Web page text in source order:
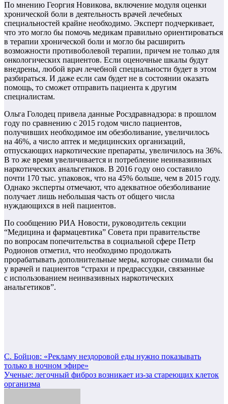
По мнению Георгия Новикова, включение модуля оценки
хронической боли в деятельность врачей лечебных
специальностей крайне необходимо. Эксперт подчеркивает,
что это могло бы помочь медикам правильно ориентироваться
в терапии хронической боли и могло бы расширить
возможности противоболевой терапии, причем не только для
онкологических пациентов. Если оценочные шкалы будут
внедрены, любой врач лечебной специальности будет в этом
разбираться. И даже если сам будет не в состоянии оказать
помощь, то сможет отправить пациента к другим
специалистам.
Ольга Голодец привела данные Росздравнадзора: в прошлом
году по сравнению с 2015 годом число пациентов,
получивших необходимое им обезболивание, увеличилось
на 46%, а число аптек и медицинских организаций,
отпускающих наркотические препараты, увеличилось на 36%.
В то же время увеличивается и потребление неинвазивных
наркотических анальгетиков. В 2016 году оно составило
почти 170 тыс. упаковок, что на 45% больше, чем в 2015 году.
Однако эксперты отмечают, что адекватное обезболивание
получает лишь небольшая часть от общего числа
нуждающихся в ней пациентов.
По сообщению РИА Новости, руководитель секции
“Медицина и фармацевтика” Совета при правительстве
по вопросам попечительства в социальной сфере Петр
Родионов отметил, что необходимо продолжать
прорабатывать дополнительные меры, которые снимали бы
у врачей и пациентов “страхи и предрассудки, связанные
с использованием неинвазивных наркотических
анальгетиков”.
Навигация
по
записям
С. Бойцов: «Рекламу нездоровой еды нужно показывать
только в ночном эфире»
Ученые: легочный фиброз возникает из-за стареющих клеток
организма